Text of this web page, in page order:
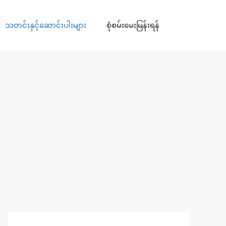
သတင်းနှင့်ဆောင်းပါးများ စုံစမ်းမေးမြန်းရန်